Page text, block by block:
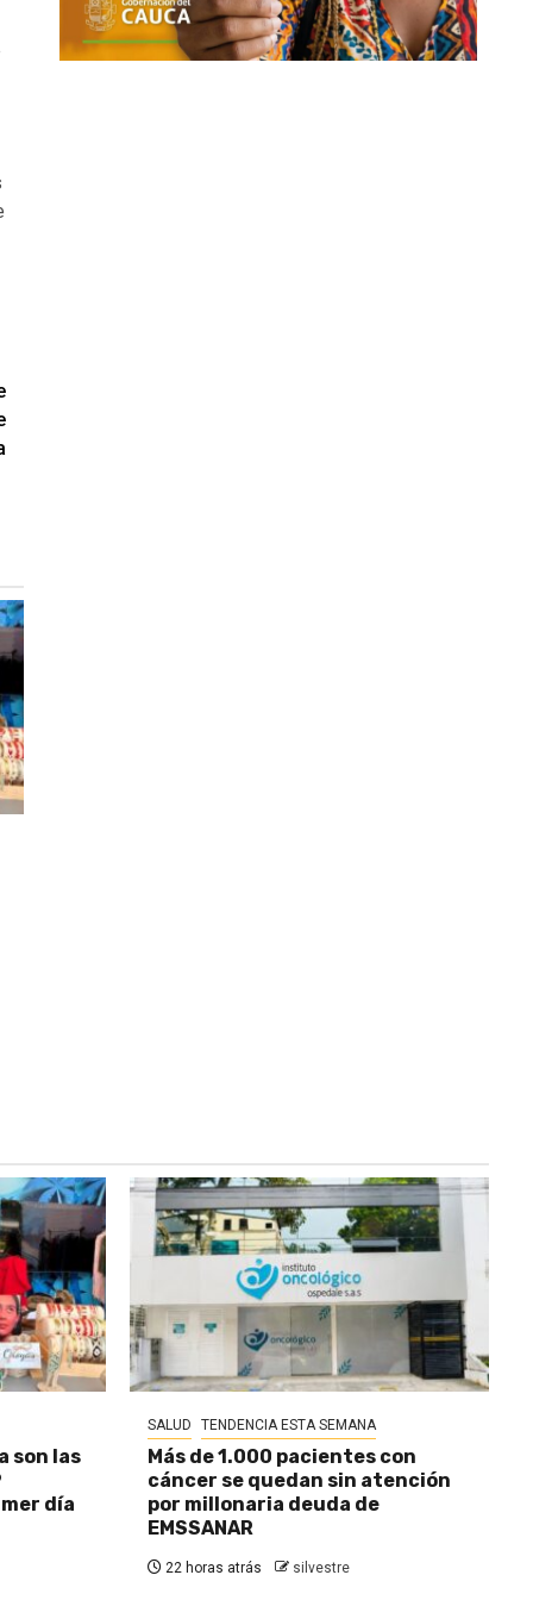
son las
día
SALUD TENDENCIA ESTA SEMANA
Más de 1.000 pacientes con
cáncer se quedan sin atención
por millonaria deuda de
EMSSANAR
22 horas atrás silvestre